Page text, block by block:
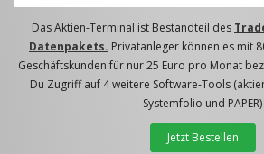
Das Aktien-Terminal ist Bestandteil des
Datenpakets. Privatanleger können es mit
Geschäftskunden für nur 25 Euro pro Monat
Du Zugriff auf 4 weitere Software-Tools
Systemfolio und PAPER)
Jetzt Bestellen